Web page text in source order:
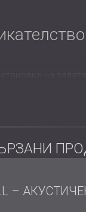
за слушане. Тези
запази
–